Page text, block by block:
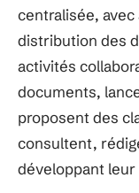
centralisée,
distribution des
activités
documents,
proposent des
consultent,
développant